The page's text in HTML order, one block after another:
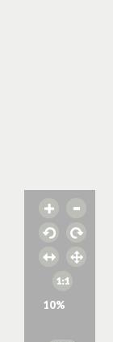
10%